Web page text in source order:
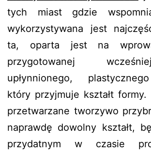
tych miast gdzie
wykorzystywana jest
ta, oparta jest na
przygotowanej
upłynnionego,
który przyjmuje kształt formy.
przetwarzane tworzywo
naprawdę dowolny kształt,
przydatnym w czasie